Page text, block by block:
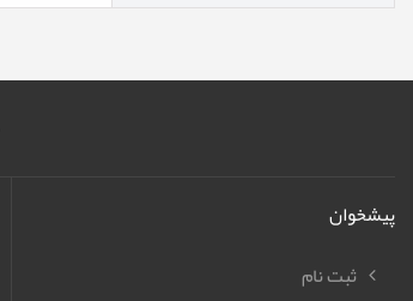
پیشخوان
ثبت نام